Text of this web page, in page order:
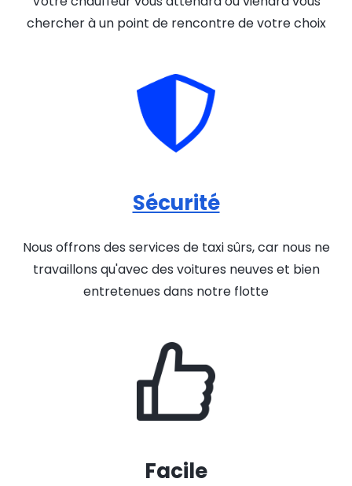
chercher à un point de rencontre de votre choix
Sécurité
Nous offrons des services de taxi sûrs, car nous ne
travaillons qu'avec des voitures neuves et bien
entretenues dans notre flotte
Facile